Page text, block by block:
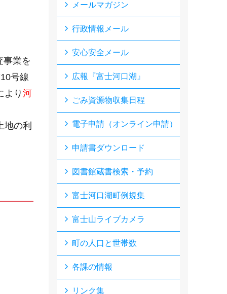
業を
号線
より 河
の利
メールマガジン
行政情報メール
安心安全メール
広報『富士河口湖』
ごみ資源物収集日程
電子申請（オンライン申請）
申請書ダウンロード
図書館蔵書検索・予約
富士河口湖町例規集
富士山ライブカメラ
町の人口と世帯数
各課の情報
リンク集